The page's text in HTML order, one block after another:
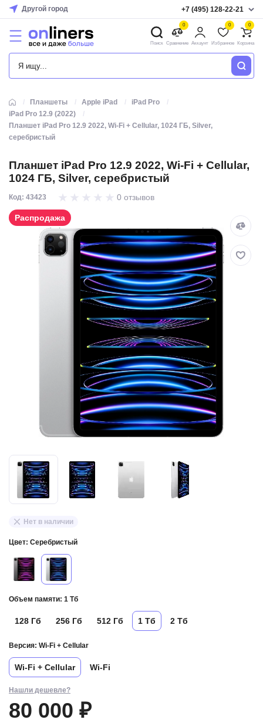
Другой город +7 (495) 128-22-21
КАТАЛОГ
Поиск
0
Сравнение Аккаунт
0
Избранное
0
Корзина
Планшеты Apple iPad
iPad Pro
iPad Pro 12.9 (2022)
Планшет iPad Pro 12.9 2022, Wi-Fi + Cellular, 1024 ГБ, Silver,
серебристый
Планшет iPad Pro 12.9 2022, Wi-Fi + Cellular,
1024 ГБ, Silver, серебристый
Код: 43423 0 отзывов
Распродажа
Нет в наличии
Цвет: Серебристый
Объем памяти: 1 Тб
128 Гб 256 Гб 512 Гб 1 Тб 2 Тб
Версия: Wi-Fi + Cellular
Wi-Fi + Cellular Wi-Fi
Нашли дешевле?
80 000 ₽